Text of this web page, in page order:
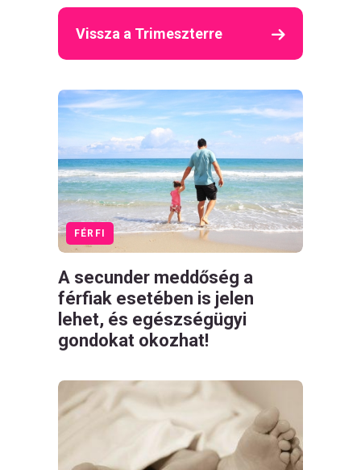
Vissza a Trimeszterre
FÉRFI
A secunder meddőség a
férfiak esetében is jelen
lehet, és egészségügyi
gondokat okozhat!